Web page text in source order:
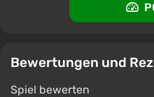
Bewertungen und
Spiel bewerten